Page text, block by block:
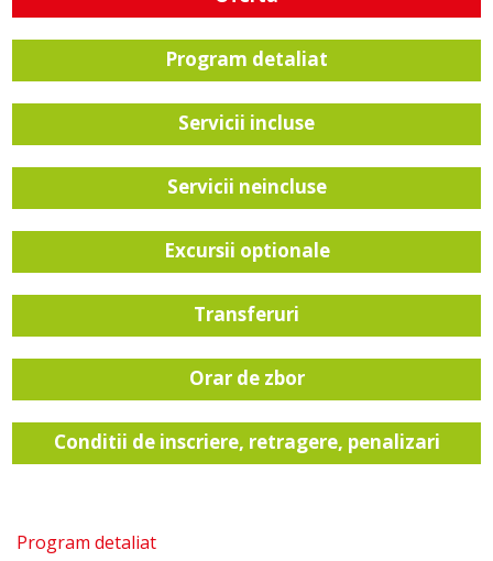
Program detaliat
Servicii incluse
Servicii neincluse
Excursii optionale
Transferuri
Orar de zbor
Conditii de inscriere, retragere, penalizari
Program detaliat